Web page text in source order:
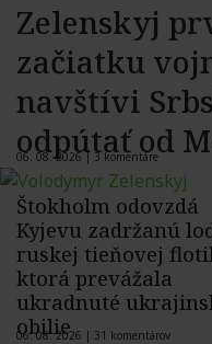
Zelenskyj
začiatku
navštívi
odpútať od
06. 08. 2026 | 3 komentáre
Štokholm odovzdá
Kyjevu zadržanú
ruskej tieňovej
ktorá prevážala
ukradnuté
obilie
06. 08. 2026 | 31 komentárov